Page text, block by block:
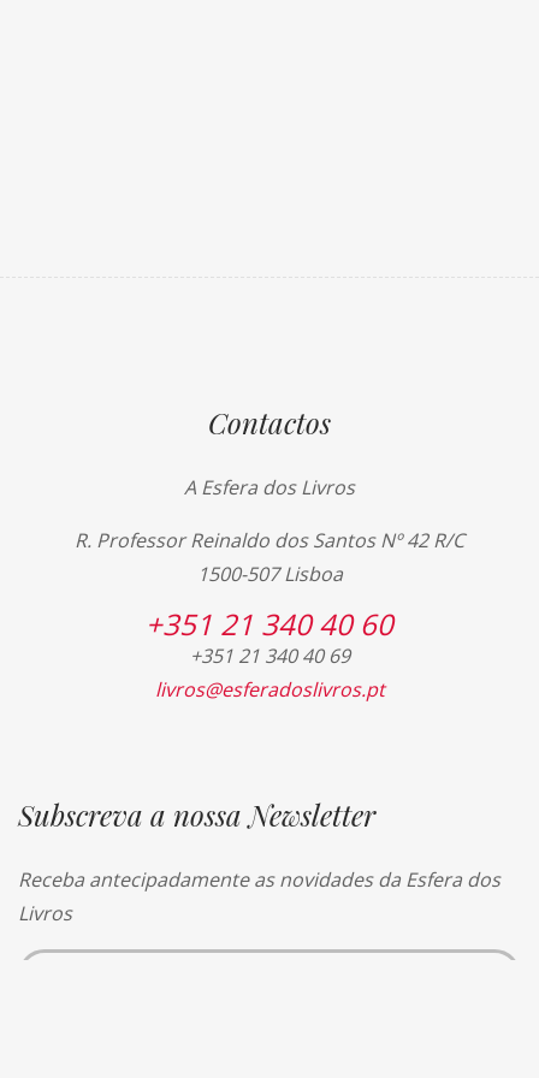
Contactos
A Esfera dos Livros
R. Professor Reinaldo dos Santos Nº 42 R/C
1500-507 Lisboa
+351 21 340 40 60
+351 21 340 40 69
livros@esferadoslivros.pt
Subscreva a nossa Newsletter
Receba antecipadamente as novidades da Esfera dos
Livros